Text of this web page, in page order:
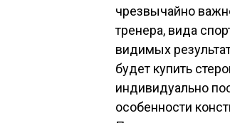
чрезвычайно
тренера, вида
видимых
будет купить
индивидуально
особенности